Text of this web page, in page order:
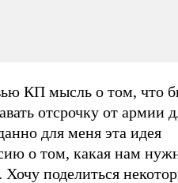
КП мысль о том, что
отсрочку от армии
для меня эта идея
о том, какая нам
Хочу поделиться